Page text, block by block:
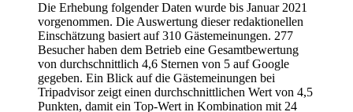
Die Erhebung folgender Daten wurde bis Januar 2021
vorgenommen. Die Auswertung dieser redaktionellen
Einschätzung basiert auf 310 Gästemeinungen. 277
Besucher haben dem Betrieb eine Gesamtbewertung
von durchschnittlich 4,6 Sternen von 5 auf Google
gegeben. Ein Blick auf die Gästemeinungen bei
Tripadvisor zeigt einen durchschnittlichen Wert von 4,5
Punkten, damit ein Top-Wert in Kombination mit 24